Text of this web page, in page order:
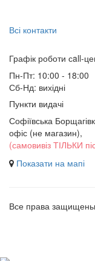
Всі контакти
Графік роботи сall-
Пн-Пт: 10:00 - 18:00
Сб-Нд: вихідні
Пункти видачі
Софіївська
офіс (не магазин),
(самовивіз ТІЛЬКИ
Показати на мапі
Все права